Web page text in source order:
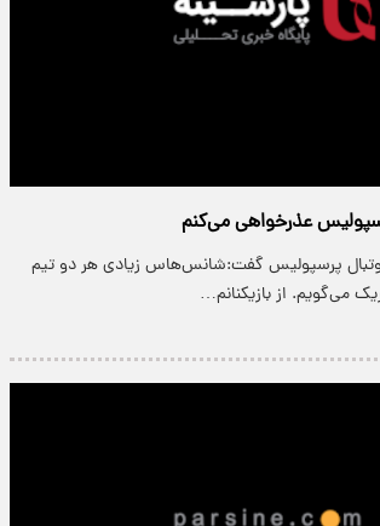
عذرخواهی می‌کنم
پرسپولیس گفت:شانس‌هاس زیادی هر دو تیم
می‌گویم. از بازیکنانم…